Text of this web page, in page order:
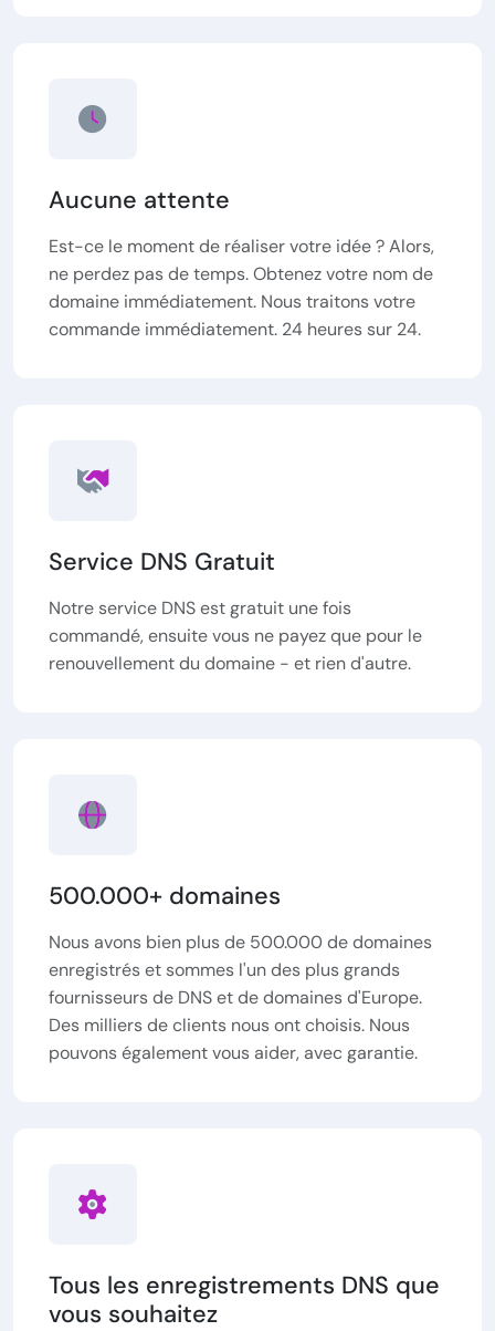
Aucune attente
Est-ce le moment de réaliser votre idée ? Alors,
ne perdez pas de temps. Obtenez votre nom de
domaine immédiatement. Nous traitons votre
commande immédiatement. 24 heures sur 24.
Service DNS Gratuit
Notre service DNS est gratuit une fois
commandé, ensuite vous ne payez que pour le
renouvellement du domaine - et rien d'autre.
500.000+ domaines
Nous avons bien plus de 500.000 de domaines
enregistrés et sommes l'un des plus grands
fournisseurs de DNS et de domaines d'Europe.
Des milliers de clients nous ont choisis. Nous
pouvons également vous aider, avec garantie.
Tous les enregistrements DNS que
vous souhaitez